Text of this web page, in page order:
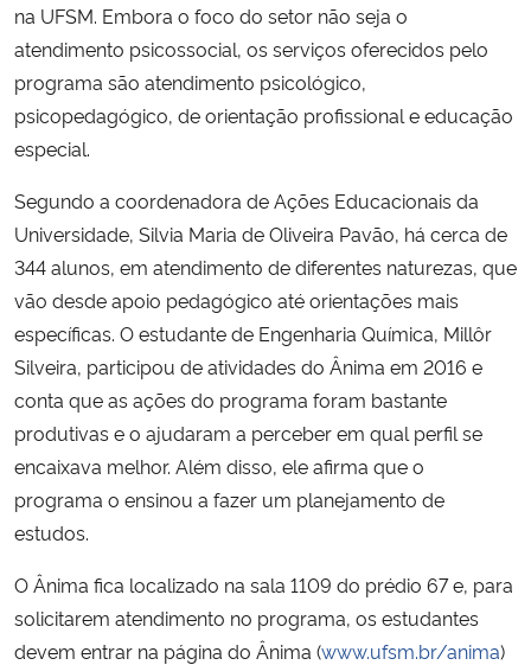
na UFSM. Embora o foco do setor não seja o
atendimento psicossocial, os serviços oferecidos pelo
programa são atendimento psicológico,
psicopedagógico, de orientação profissional e educação
especial.
Segundo a coordenadora de Ações Educacionais da
Universidade, Silvia Maria de Oliveira Pavão, há cerca de
344 alunos, em atendimento de diferentes naturezas, que
vão desde apoio pedagógico até orientações mais
específicas. O estudante de Engenharia Química, Millôr
Silveira, participou de atividades do Ânima em 2016 e
conta que as ações do programa foram bastante
produtivas e o ajudaram a perceber em qual perfil se
encaixava melhor. Além disso, ele afirma que o
programa o ensinou a fazer um planejamento de
estudos.
O Ânima fica localizado na sala 1109 do prédio 67 e, para
solicitarem atendimento no programa, os estudantes
devem entrar na página do Ânima (www.ufsm.br/anima)